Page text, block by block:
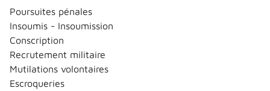
Poursuites pénales
Insoumis - Insoumission
Conscription
Recrutement militaire
Mutilations volontaires
Escroqueries